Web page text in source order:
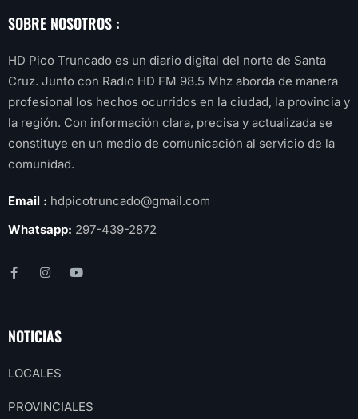
SOBRE NOSOTROS :
HD Pico Truncado es un diario digital del norte de Santa
Cruz. Junto con Radio HD FM 98.5 Mhz aborda de manera
profesional los hechos ocurridos en la ciudad, la provincia y
la región. Con información clara, precisa y actualizada se
constituye en un medio de comunicación al servicio de la
comunidad.
Email : hdpicotruncado@gmail.com
Whatsapp: 297-439-2872
NOTICIAS
LOCALES
PROVINCIALES